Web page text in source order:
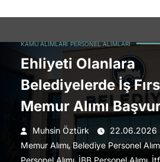
KAMU ALIMLARI PERSONEL ALIMLARI
Ehliyeti Olanlara
Belediyelerde İş
Memur Alımı
Başlıyor
Muhsin Öztürk 22.06.2026
Memur Alımı,Belediye Personel
Personel Alımı İBB Personel Alımı